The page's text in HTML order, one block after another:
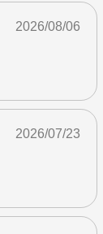
2026/08/06
2026/07/23